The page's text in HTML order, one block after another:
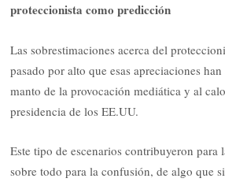
proteccionista como predicción
Las sobrestimaciones acerca del
pasado por alto que esas apreciaciones
manto de la provocación mediática y al
presidencia de los EE.UU.
Este tipo de escenarios contribuyeron
sobre todo para la confusión, de algo que